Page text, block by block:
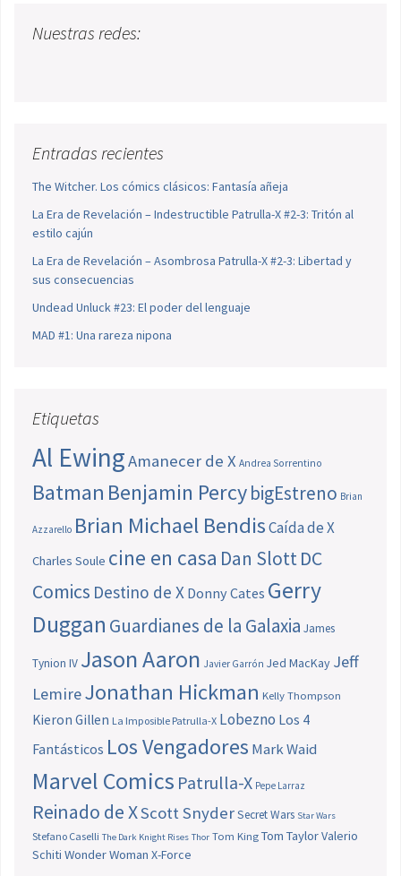
Nuestras redes:
Entradas recientes
The Witcher. Los cómics clásicos: Fantasía añeja
La Era de Revelación – Indestructible Patrulla-X #2-3: Tritón al
estilo cajún
La Era de Revelación – Asombrosa Patrulla-X #2-3: Libertad y
sus consecuencias
Undead Unluck #23: El poder del lenguaje
MAD #1: Una rareza nipona
Etiquetas
Al EwingAmanecer de X Andrea Sorrentino
Batman Benjamin PercybigEstreno Brian
Azzarello Brian Michael BendisCaída de X
Charles Soule cine en casa Dan SlottDC
Comics Destino de X Donny Cates Gerry
Duggan Guardianes de la Galaxia James
Tynion IV Jason Aaron Javier Garrón Jed MacKay Jeff
LemireJonathan Hickman Kelly Thompson
Kieron Gillen La Imposible Patrulla-X Lobezno Los 4
Fantásticos Los Vengadores Mark Waid
Marvel Comics Patrulla-X Pepe Larraz
Reinado de XScott SnyderSecret Wars Star Wars
Stefano Caselli The Dark Knight Rises Thor Tom King Tom TaylorValerio
Schiti Wonder Woman X-Force